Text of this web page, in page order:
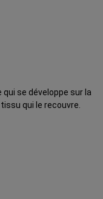
qui se développe sur la
qui le recouvre.